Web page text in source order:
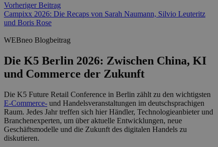
Vorheriger Beitrag
Campixx 2026: Die Recaps von Sarah Naumann, Silvio Leuteritz
und Boris Rose
WEBneo Blogbeitrag
Die K5 Berlin 2026: Zwischen China, KI
und Commerce der Zukunft
Die K5 Future Retail Conference in Berlin zählt zu den wichtigsten
E-Commerce- und Handelsveranstaltungen im deutschsprachigen
Raum. Jedes Jahr treffen sich hier Händler, Technologieanbieter und
Branchenexperten, um über aktuelle Entwicklungen, neue
Geschäftsmodelle und die Zukunft des digitalen Handels zu
diskutieren.